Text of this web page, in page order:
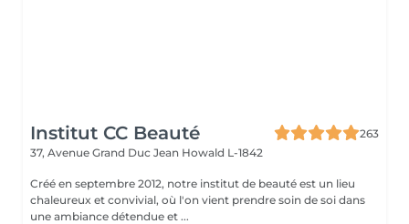
Institut CC Beauté
263
37, Avenue Grand Duc Jean Howald L-1842
Créé en septembre 2012, notre institut de beauté est un lieu
chaleureux et convivial, où l'on vient prendre soin de soi dans
une ambiance détendue et ...